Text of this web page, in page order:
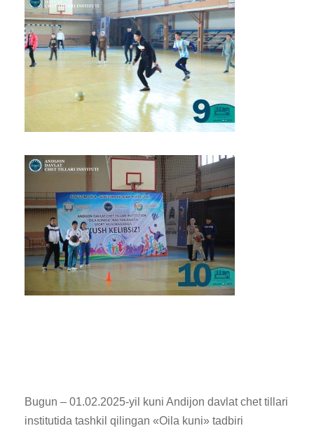
Bugun – 01.02.2025-yil kuni Andijon davlat chet tillari
institutida tashkil qilingan «Oila kuni» tadbiri